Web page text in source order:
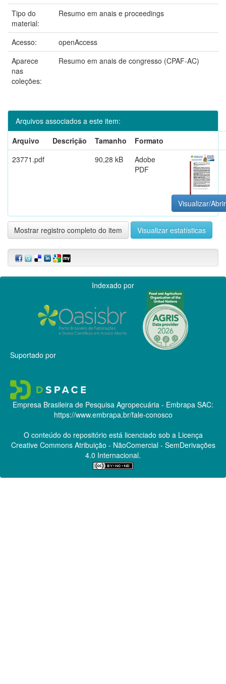
Tipo do
material:
Resumo em anais e proceedings
Acesso:
openAccess
Aparece
nas
coleções:
Resumo em anais de congresso (CPAF-AC)
Arquivos associados a este item:
Arquivo
Descrição Tamanho
Formato
23771.pdf
90,28 kB
Adobe
PDF
Visualizar/Abrir
Mostrar registro completo do item Visualizar estatísticas
Indexado por
Suportado por
Empresa Brasileira de Pesquisa Agropecuária - Embrapa SAC:
https://www.embrapa.br/fale-conosco
O conteúdo do repositório está licenciado sob a Licença
Creative CommonsAtribuição - NãoComercial - SemDerivações
4.0 Internacional.